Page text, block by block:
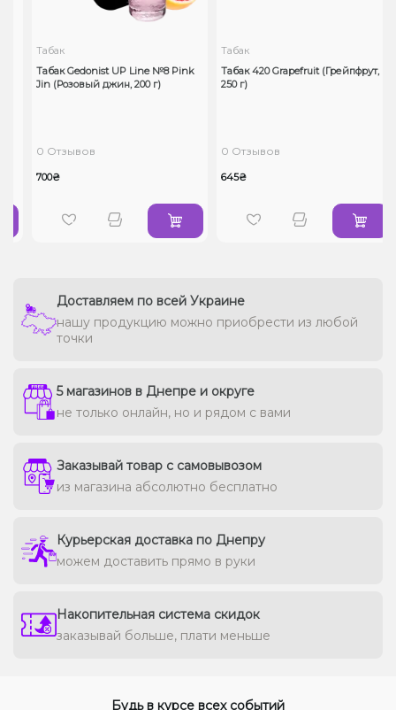
Табак
Табак Gedonist UP Line №8 Pink
Jin (Розовый джин, 200 г)
0 Отзывов
700₴
Табак
Табак 420 Grapefruit (Грейпфрут,
250 г)
0 Отзывов
645₴
Доставляем по всей Украине
нашу продукцию можно приобрести из любой
точки
5 магазинов в Днепре и округе
не только онлайн, но и рядом с вами
Заказывай товар с самовывозом
из магазина абсолютно бесплатно
Курьерская доставка по Днепру
можем доставить прямо в руки
Накопительная система скидок
заказывай больше, плати меньше
Будь в курсе всех событий